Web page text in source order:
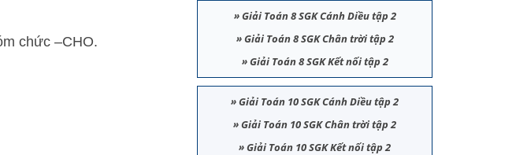
chức –CHO.
»Giải Toán 8 SGK Cánh Diều tập 2
»Giải Toán 8 SGK Chân trời tập 2
»Giải Toán 8 SGK Kết nối tập 2
»Giải Toán 10 SGK Cánh Diều tập 2
»Giải Toán 10 SGK Chân trời tập 2
»Giải Toán 10 SGK Kết nối tập 2